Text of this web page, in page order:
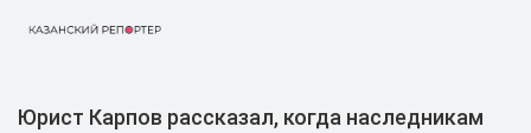
Юрист Карпов рассказал, когда наследникам